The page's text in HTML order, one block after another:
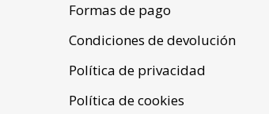
Formas de pago
Condiciones de devolución
Política de privacidad
Política de cookies